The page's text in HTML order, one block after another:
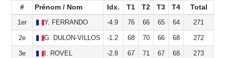
# Prénom / Nom Idx. T1 T2 T3 T4 Total
1er Y. FERRANDO -4.9 76 66 65 64 271
2e G. DULON-VILLOSLADA
-1.2 68 70 66 68 272
3e I. ROVEL -2.8 67 71 67 68 273